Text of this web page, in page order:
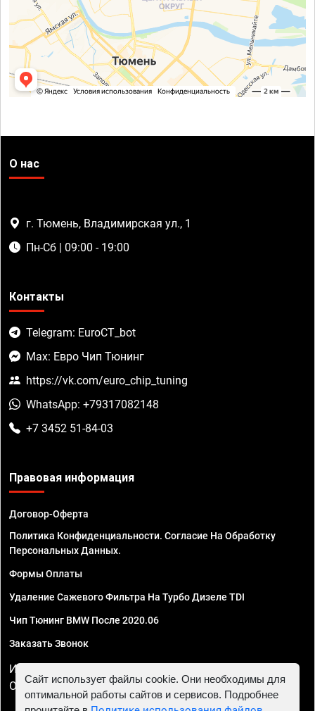
О нас
г. Тюмень, Владимирская ул., 1
Пн-Сб | 09:00 - 19:00
Контакты
Telegram: EuroCT_bot
Max: Евро Чип Тюнинг
https://vk.com/euro_chip_tuning
WhatsApp: +79317082148
+7 3452 51-84-03
Правовая информация
Договор-Оферта
Политика Конфиденциальности. Согласие На Обработку
Персональных Данных.
Формы Оплаты
Удаление Сажевого Фильтра На Турбо Дизеле TDI
Чип Тюнинг BMW После 2020.06
Заказать Звонок
ИП Смирнов Георгий Павлович. ИНН 781302555843,
ОГРНИП 324470400032610
Сайт использует файлы cookie. Они необходимы для
оптимальной работы сайтов и сервисов. Подробнее